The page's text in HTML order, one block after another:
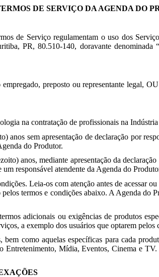
DE SERVIÇO DA AGENDA DO
de Serviço regulamentam o uso dos
PR, 80.510-140, doravante
preposto ou representante legal,
na contratação de profissionais na
anos sem apresentação de declaração por
do Produtor.
anos, mediante apresentação da
responsável atendente da Agenda do
Leia-os com atenção antes de
termos e condições abaixo. A Agenda do
adicionais ou exigências de produtos
a exemplo dos usuários que optarem
bem como aquelas específicas para cada
Mídia, Eventos, Cinema e